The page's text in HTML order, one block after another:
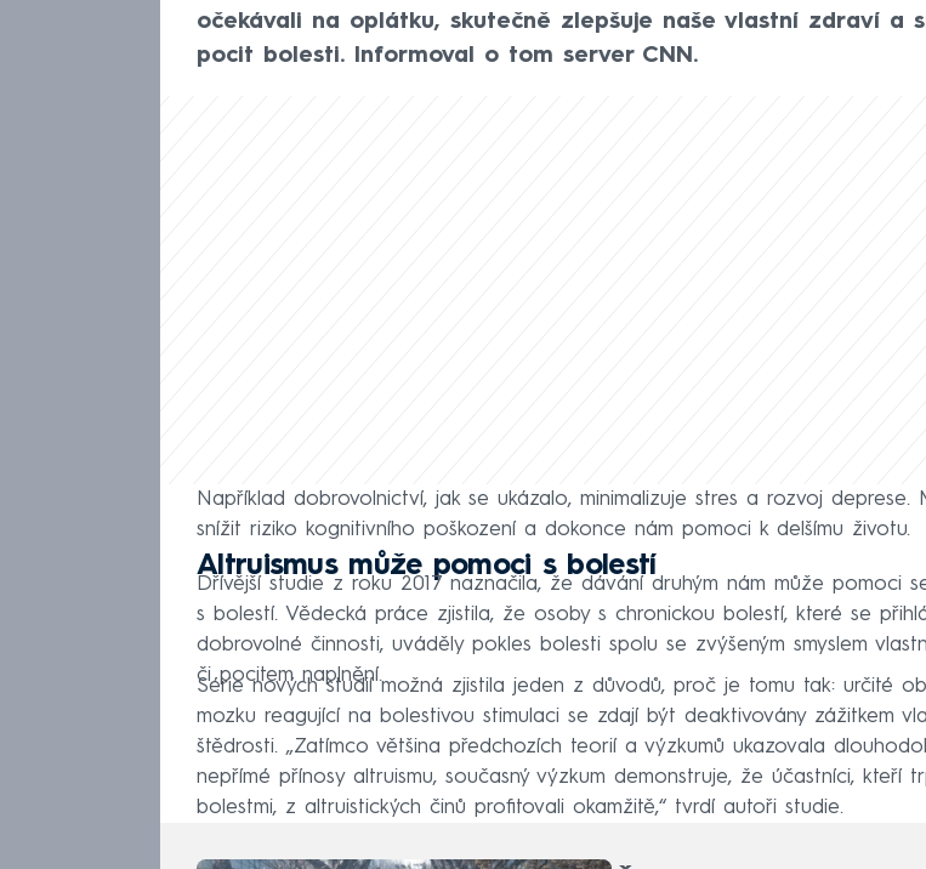
očekávali na oplátku, skutečně zlepšuje naše vlastní zdraví a
pocit bolesti. Informoval o tom server CNN.
Například dobrovolnictví, jak se ukázalo, minimalizuje stres a rozvoj deprese.
snížit riziko kognitivního poškození a dokonce nám pomoci k delšímu životu.
Altruismus může pomoci s bolestí
Dřívější studie z roku 2017 naznačila, že dávání druhým nám může pomoci
s bolestí. Vědecká práce zjistila, že osoby s chronickou bolestí, které se
dobrovolné činnosti, uváděly pokles bolesti spolu se zvýšeným smyslem
či pocitem naplnění.
Série nových studií možná zjistila jeden z důvodů, proč je tomu tak: určité
mozku reagující na bolestivou stimulaci se zdají být deaktivovány zážitkem
štědrosti. „Zatímco většina předchozích teorií a výzkumů ukazovala
nepřímé přínosy altruismu, současný výzkum demonstruje, že účastníci, kteří
bolestmi, z altruistických činů profitovali okamžitě,“ tvrdí autoři studie.